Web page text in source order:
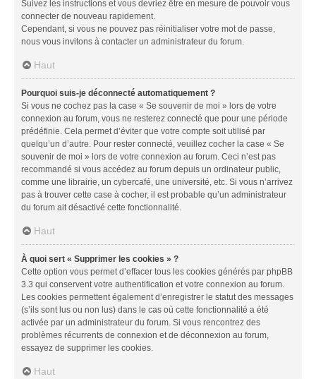
Suivez les instructions et vous devriez être en mesure de pouvoir vous
connecter de nouveau rapidement.
Cependant, si vous ne pouvez pas réinitialiser votre mot de passe,
nous vous invitons à contacter un administrateur du forum.
Haut
Pourquoi suis-je déconnecté automatiquement ?
Si vous ne cochez pas la case « Se souvenir de moi » lors de votre
connexion au forum, vous ne resterez connecté que pour une période
prédéfinie. Cela permet d’éviter que votre compte soit utilisé par
quelqu’un d’autre. Pour rester connecté, veuillez cocher la case « Se
souvenir de moi » lors de votre connexion au forum. Ceci n’est pas
recommandé si vous accédez au forum depuis un ordinateur public,
comme une librairie, un cybercafé, une université, etc. Si vous n’arrivez
pas à trouver cette case à cocher, il est probable qu’un administrateur
du forum ait désactivé cette fonctionnalité.
Haut
À quoi sert « Supprimer les cookies » ?
Cette option vous permet d’effacer tous les cookies générés par phpBB
3.3 qui conservent votre authentification et votre connexion au forum.
Les cookies permettent également d’enregistrer le statut des messages
(s’ils sont lus ou non lus) dans le cas où cette fonctionnalité a été
activée par un administrateur du forum. Si vous rencontrez des
problèmes récurrents de connexion et de déconnexion au forum,
essayez de supprimer les cookies.
Haut